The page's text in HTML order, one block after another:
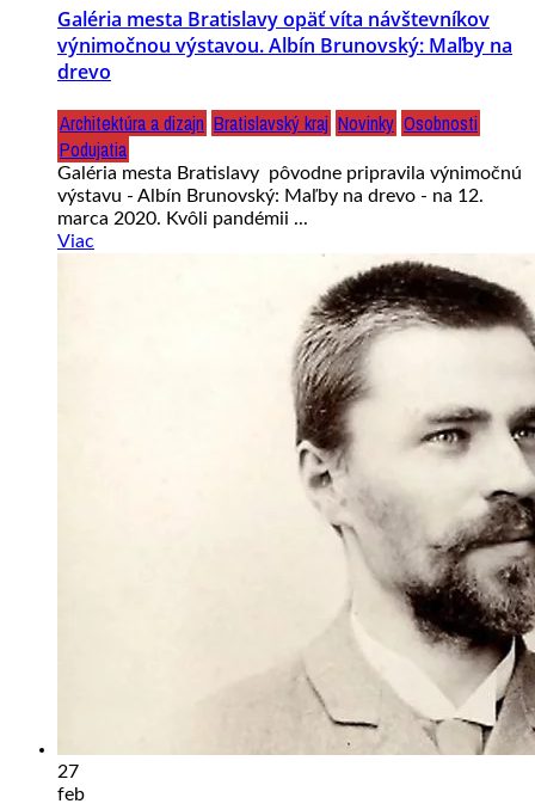
Galéria mesta Bratislavy opäť víta návštevníkov
výnimočnou výstavou. Albín Brunovský: Maľby na
drevo
Architektúra a dizajn Bratislavský kraj Novinky Osobnosti
Podujatia
Galéria mesta Bratislavy pôvodne pripravila výnimočnú
výstavu - Albín Brunovský: Maľby na drevo - na 12.
marca 2020. Kvôli pandémii ...
Viac
27
feb